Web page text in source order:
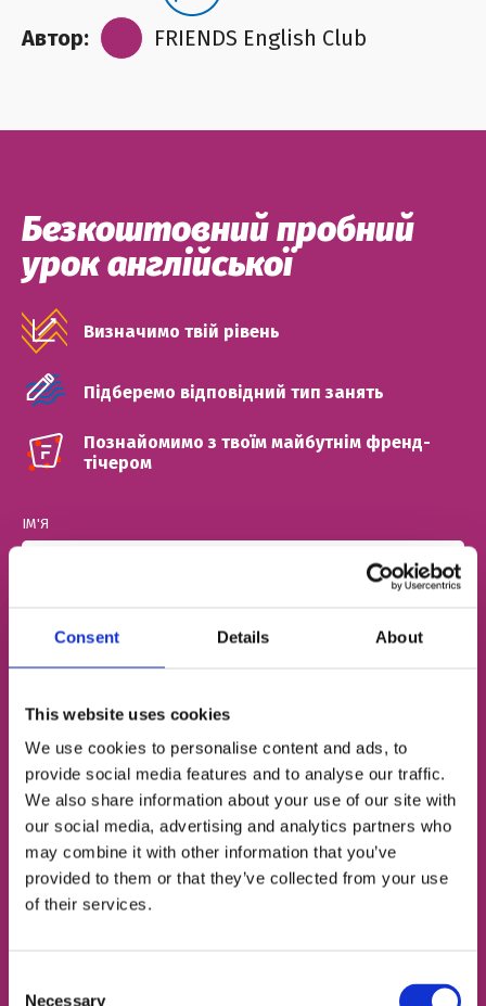
Consent Details About
This website uses cookies
We use cookies to personalise content and ads, to
provide social media features and to analyse our traffic.
We also share information about your use of our site with
our social media, advertising and analytics partners who
may combine it with other information that you’ve
provided to them or that they’ve collected from your use
of their services.
Necessary
Автор:
FRIENDS English Club
Безкоштовний пробний
урок англійської
Визначимо твій рівень
Підберемо відповідний тип занять
Познайомимо з твоїм майбутнім френд-
тічером
ІМ'Я
ЕЛЕКТРОННА ПОШТА
політикою конфіденційності
Записатися на урок